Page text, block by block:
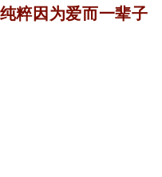
粹因为爱而一辈子